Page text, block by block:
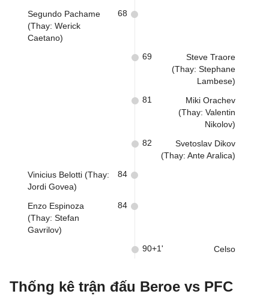
Segundo Pachame
(Thay: Werick
Caetano)
68
Steve Traore
(Thay: Stephane
Lambese)
69
Miki Orachev
(Thay: Valentin
Nikolov)
81
Svetoslav Dikov
(Thay: Ante Aralica)
82
Vinicius Belotti (Thay:
Jordi Govea)
84
Enzo Espinoza
(Thay: Stefan
Gavrilov)
84
Celso
90+1'
Thống kê trận đấu Beroe vs PFC